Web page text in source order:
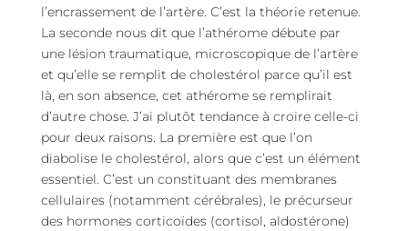
l’encrassement de l’artère. C’est la théorie retenue.
La seconde nous dit que l’athérome débute par
une lésion traumatique, microscopique de l’artère
et qu’elle se remplit de cholestérol parce qu’il est
là, en son absence, cet athérome se remplirait
d’autre chose. J’ai plutôt tendance à croire celle-ci
pour deux raisons. La première est que l’on
diabolise le cholestérol, alors que c’est un élément
essentiel. C’est un constituant des membranes
cellulaires (notamment cérébrales), le précurseur
des hormones corticoïdes (cortisol, aldostérone)